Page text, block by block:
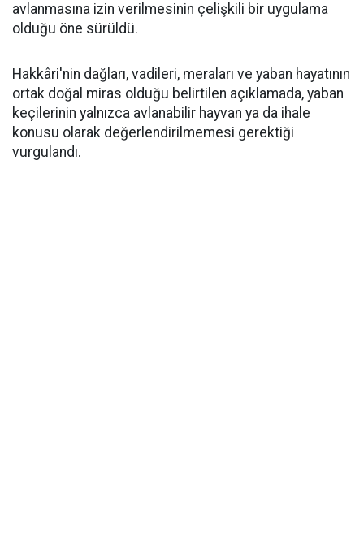
avlanmasına izin verilmesinin çelişkili bir uygulama
olduğu öne sürüldü.
Hakkâri'nin dağları, vadileri, meraları ve yaban hayatının
ortak doğal miras olduğu belirtilen açıklamada, yaban
keçilerinin yalnızca avlanabilir hayvan ya da ihale
konusu olarak değerlendirilmemesi gerektiği
vurgulandı.